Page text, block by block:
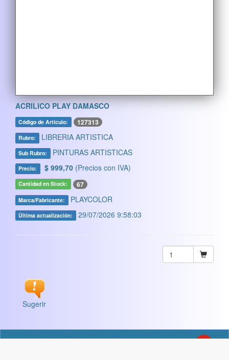
ACRILICO PLAY DAMASCO
Código de Artículo: 127313
Rubro: LIBRERIA ARTISTICA
Sub Rubro: PINTURAS ARTISTICAS
Precio: $ 999,70 (Precios con IVA)
Cantidad en Stock: 67
Marca/Fabricante: PLAYCOLOR
Última actualización: 29/07/2026 9:58:03
Sugerir